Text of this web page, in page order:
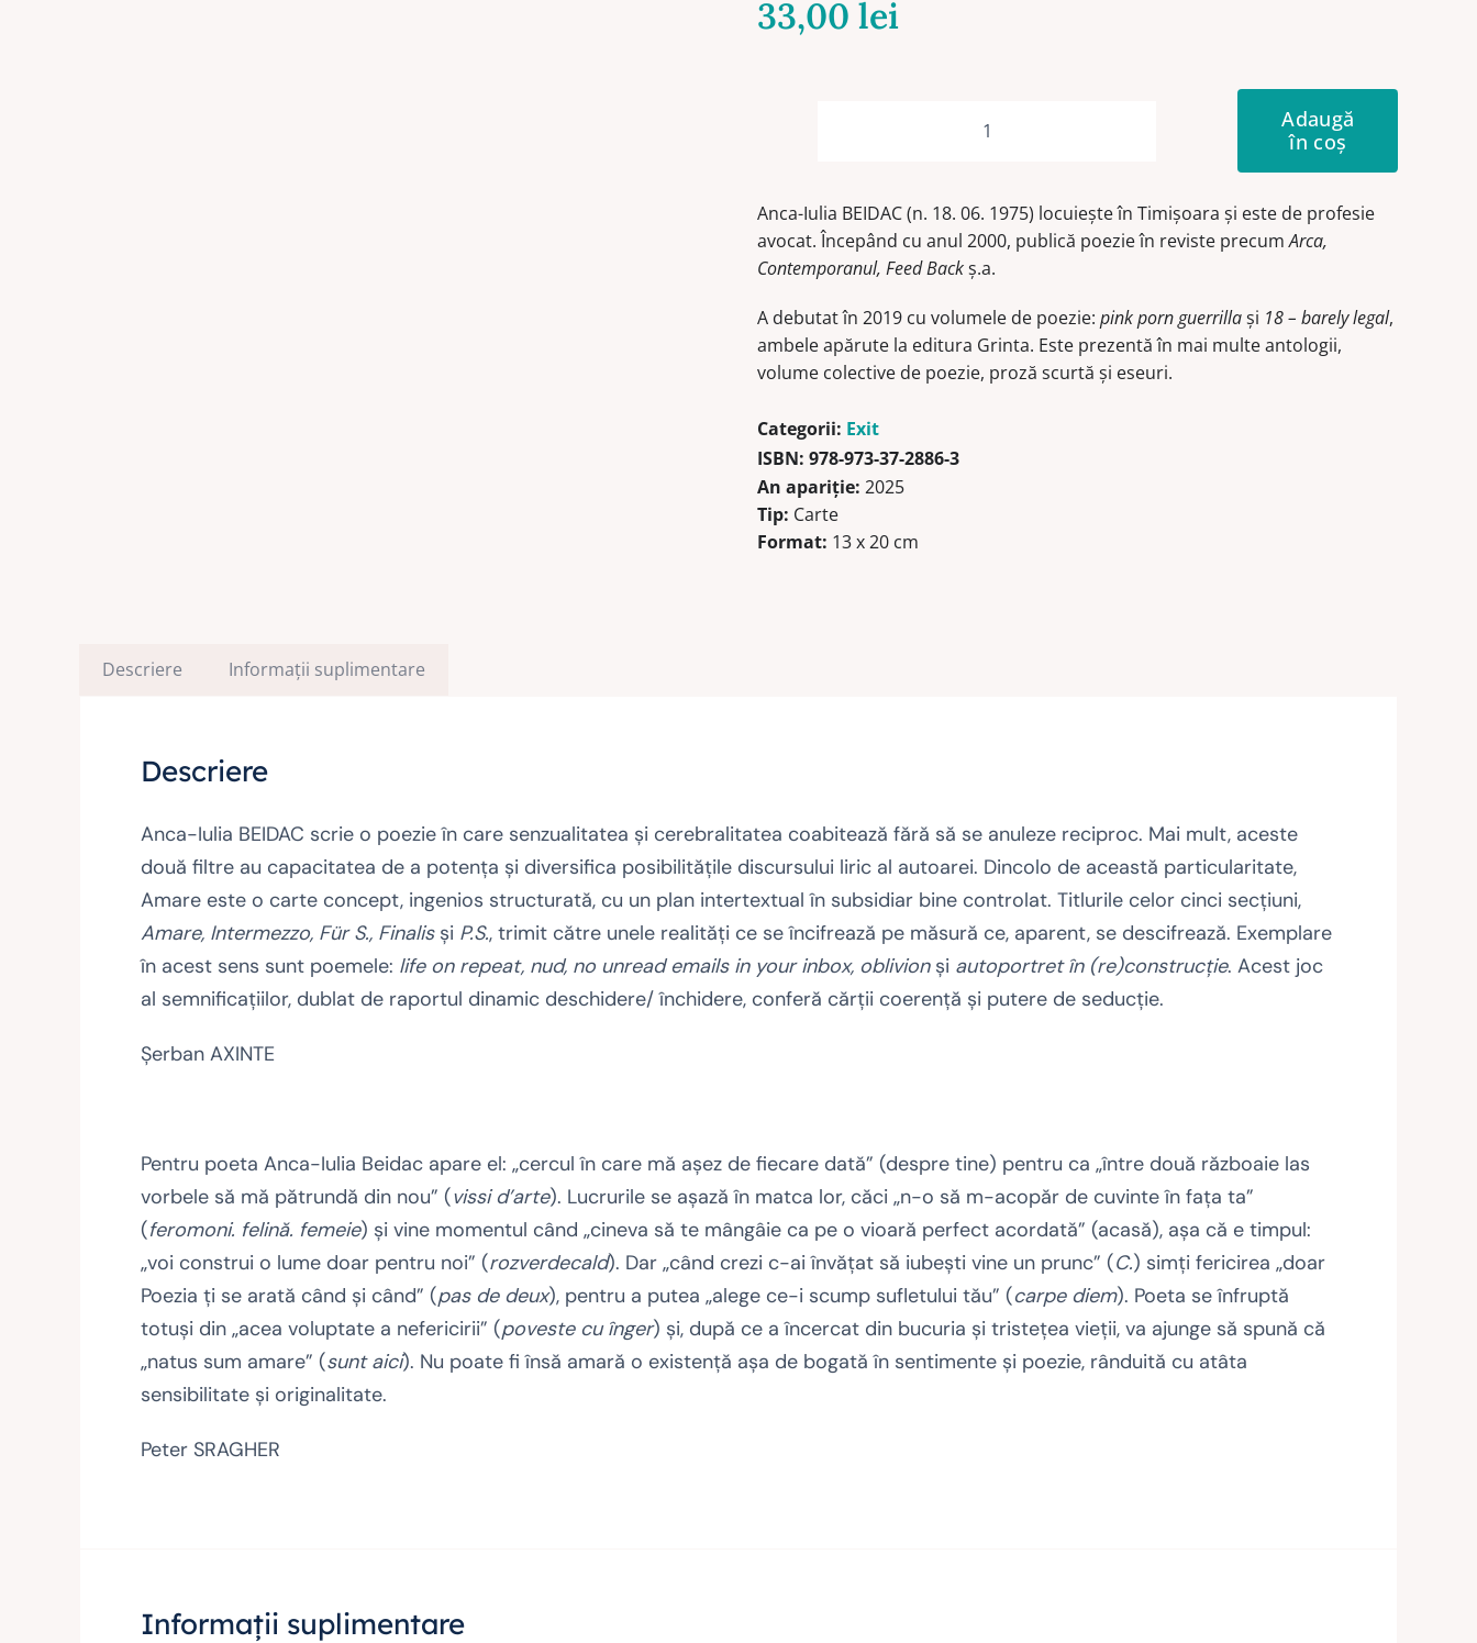
33,00 lei
Cantitate
Adaugă
în coș
Anca-Iulia BEIDAC (n. 18. 06. 1975) locuieşte în Timişoara şi este de profesie
avocat. Începând cu anul 2000, publică poezie în reviste precumArca,
Contemporanul, Feed Backş.a.
A debutat în 2019 cu volumele de poezie: pink porn guerrillaşi 18 – barely legal,
ambele apărute la editura Grinta. Este prezentă în mai multe antologii,
volume colective de poezie, proză scurtă şi eseuri.
Categorii: Exit
ISBN: 978-973-37-2886-3
An apariție: 2025
Tip: Carte
Format: 13 x 20 cm
Descriere Informații suplimentare
Descriere
Anca-Iulia BEIDAC scrie o poezie în care senzualitatea şi cerebralitatea coabitează fără să se anuleze reciproc. Mai mult, aceste
două filtre au capacitatea de a potenţa şi diversifica posibilităţile discursului liric al autoarei. Dincolo de această particularitate,
Amare este o carte concept, ingenios structurată, cu un plan intertextual în subsidiar bine controlat. Titlurile celor cinci secţiuni,
Amare, Intermezzo, Für S., Finalisşi P.S., trimit către unele realităţi ce se încifrează pe măsură ce, aparent, se descifrează. Exemplare
în acest sens sunt poemele: life on repeat, nud, no unread emails in your inbox, oblivionşi autoportret în (re)construcţie. Acest joc
al semnificaţiilor, dublat de raportul dinamic deschidere/ închidere, conferă cărţii coerenţă şi putere de seducţie.
Şerban AXINTE
Pentru poeta Anca-Iulia Beidac apare el: „cercul în care mă aşez de fiecare dată” (despre tine) pentru ca „între două războaie las
vorbele să mă pătrundă din nou” (vissi d’arte). Lucrurile se aşază în matca lor, căci „n-o să m-acopăr de cuvinte în faţa ta”
(feromoni. felină. femeie) şi vine momentul când „cineva să te mângâie ca pe o vioară perfect acordată” (acasă), aşa că e timpul:
„voi construi o lume doar pentru noi” (rozverdecald). Dar „când crezi c-ai învăţat să iubeşti vine un prunc” (C.) simţi fericirea „doar
Poezia ţi se arată când şi când” (pas de deux), pentru a putea „alege ce-i scump sufletului tău” (carpe diem). Poeta se înfruptă
totuşi din „acea voluptate a nefericirii” (poveste cu înger) şi, după ce a încercat din bucuria şi tristeţea vieţii, va ajunge să spună că
„natus sum amare” (sunt aici). Nu poate fi însă amară o existenţă aşa de bogată în sentimente şi poezie, rânduită cu atâta
sensibilitate şi originalitate.
Peter SRAGHER
Informații suplimentare